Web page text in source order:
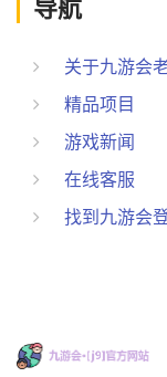
导航
关于九游会
精品项目
游戏新闻
在线客服
找到九游会